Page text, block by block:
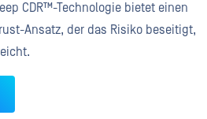
CDR™-Technologie bietet einen
Ansatz, der das Risiko beseitigt,